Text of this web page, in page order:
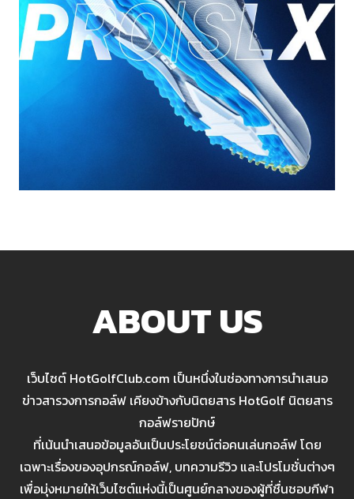
ABOUT US
เว็บไซต์ HotGolfClub.com เป็นหนึ่งในช่องทางการนำเสนอ
ข่าวสารวงการกอล์ฟ เคียงข้างกับนิตยสาร HotGolf นิตยสาร
กอล์ฟรายปักษ์
ที่เน้นนำเสนอข้อมูลอันเป็นประโยชน์ต่อคนเล่นกอล์ฟ โดย
เฉพาะเรื่องของอุปกรณ์กอล์ฟ, บทความรีวิว และโปรโมชั่นต่างๆ
เพื่อมุ่งหมายให้เว็บไซต์แห่งนี้เป็นศูนย์กลางของผู้ที่ชื่นชอบกีฬา